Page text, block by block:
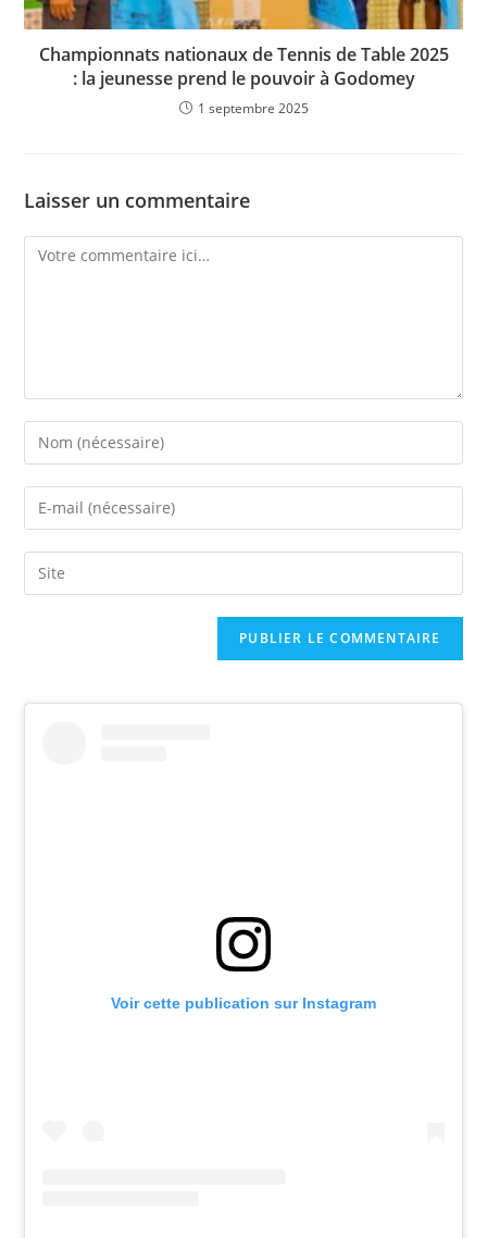
Championnats nationaux de Tennis de Table 2025
: la jeunesse prend le pouvoir à Godomey
1 septembre 2025
Laisser un commentaire
Voir cette publication sur Instagram